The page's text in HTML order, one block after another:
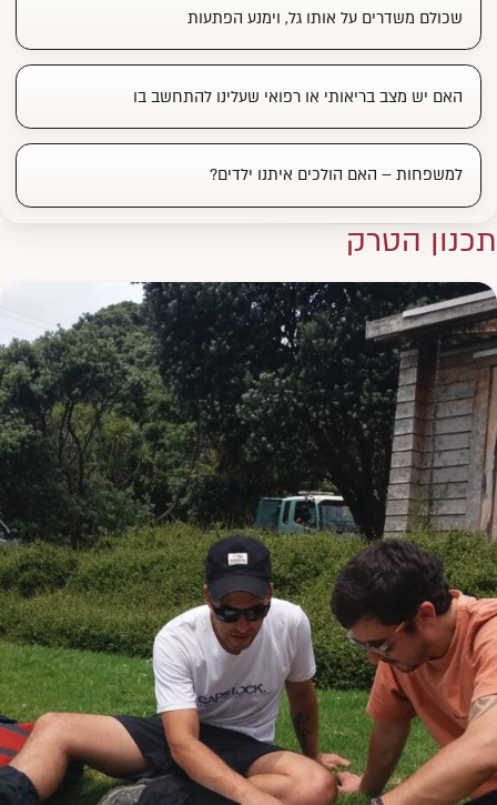
שכולם משדרים על אותו גל, וימנע הפתעות
האם יש מצב בריאותי או רפואי שעלינו להתחשב בו
למשפחות – האם הולכים איתנו ילדים?
תכנון הטרק